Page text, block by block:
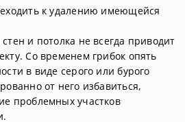
к удалению имеющейся
и потолка не всегда приводит
Со временем грибок опять
в виде серого или бурого
от него избавиться,
проблемных участков